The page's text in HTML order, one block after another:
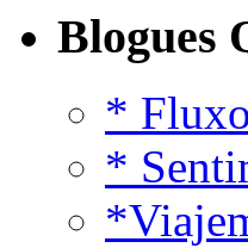
Blogues
*
*